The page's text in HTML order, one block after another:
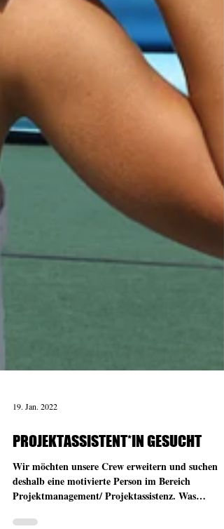
19. Jan. 2022
PROJEKTASSISTENT*IN GESUCHT
Wir möchten unsere Crew erweitern und suchen
deshalb eine motivierte Person im Bereich